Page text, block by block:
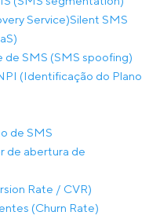
Service)Silent SMS
SMS (SMS spoofing)
(Identificação do Plano
de SMS
de abertura de
Rate / CVR)
(Churn Rate)